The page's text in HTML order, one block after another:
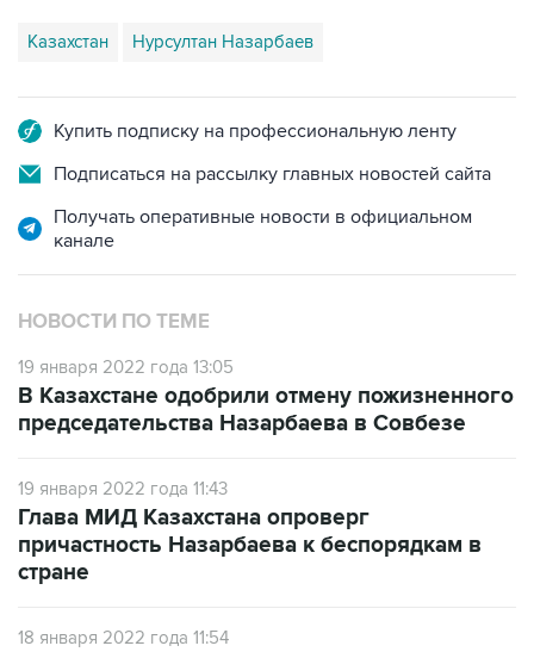
Казахстан Нурсултан Назарбаев
Купить подписку на профессиональную ленту
Подписаться на рассылку главных новостей сайта
Получать оперативные новости в официальном
канале
НОВОСТИ ПО ТЕМЕ
19 января 2022 года 13:05
В Казахстане одобрили отмену пожизненного
председательства Назарбаева в Совбезе
19 января 2022 года 11:43
Глава МИД Казахстана опроверг
причастность Назарбаева к беспорядкам в
стране
18 января 2022 года 11:54